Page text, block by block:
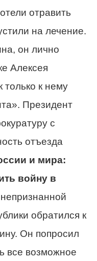
отравить
на лечение.
он лично
Алексея
только к нему
Президент
с
отъезда
и мира:
войну в
обратился к
Он попросил
все возможное